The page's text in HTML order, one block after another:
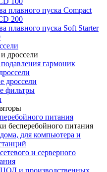
плавного пуска Compact
200
плавного пуска Soft Starter
дроссели
гармоник
дроссели
фильтры
питания
бесперебойного питания
для компьютера и
и серверного
и производственных